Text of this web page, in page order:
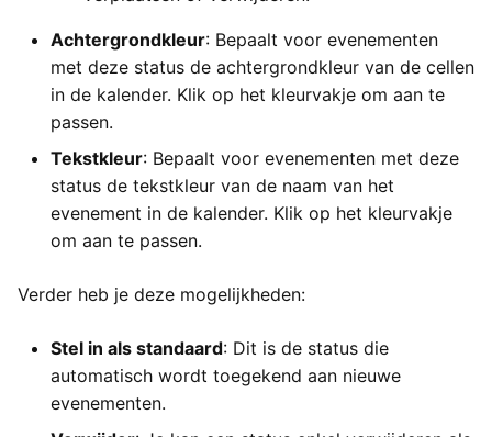
Achtergrondkleur: Bepaalt voor evenementen
met deze status de achtergrondkleur van de cellen
in de kalender. Klik op het kleurvakje om aan te
passen.
Tekstkleur: Bepaalt voor evenementen met deze
status de tekstkleur van de naam van het
evenement in de kalender. Klik op het kleurvakje
om aan te passen.
Verder heb je deze mogelijkheden:
Stel in als standaard: Dit is de status die
automatisch wordt toegekend aan nieuwe
evenementen.